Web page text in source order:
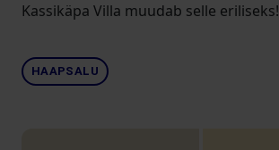
Kassikäpa Villa muudab selle eriliseks!
HAAPSALU